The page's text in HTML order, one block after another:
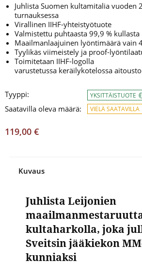
Juhlista Suomen kultamitalia vuoden
turnauksessa
Virallinen IIHF-yhteistyötuote
Valmistettu puhtaasta 99,9 % kullasta
Maailmanlaajuinen lyöntimäärä vain
Tyylikäs viimeistely ja proof-
Toimitetaan IIHF-logolla
varustetussa keräilykotelossa
Tyyppi:
Saatavilla oleva määrä:
YKSITTÄISTUOTE
VIELÄ SAATAVILLA
119,00 €
Kuvaus
Juhlista Leijonien
kultaharkolla, joka
Sveitsin jääkiekon
kunniaksi